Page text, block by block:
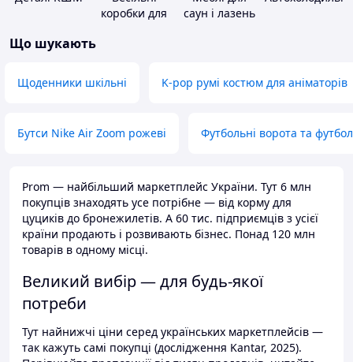
коробки для
саун і лазень
Що шукають
Щоденники шкільні K-pop румі костюм для аніматорів
Бутси Nike Air Zoom рожеві Футбольні ворота та
Prom — найбільший маркетплейс України. Тут 6 млн
покупців знаходять усе потрібне — від корму для
цуциків до бронежилетів. А 60 тис. підприємців з усієї
країни продають і розвивають бізнес. Понад 120 млн
товарів в одному місці.
Великий вибір — для будь-якої
потреби
Тут найнижчі ціни серед українських маркетплейсів —
так кажуть самі покупці (дослідження Kantar, 2025).